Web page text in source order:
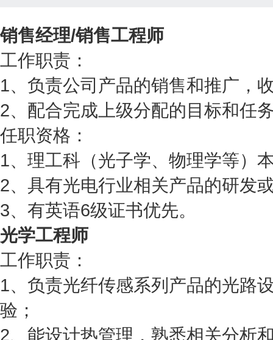
销售经理/销售工程师
工作职责：
1、负责公司产品的销售和推广，
2、配合完成上级分配的目标和任
任职资格：
1、理工科（光子学、物理学等）
2、具有光电行业相关产品的研发
3、有英语6级证书优先。
光学工程师
工作职责：
1、负责光纤传感系列产品的光路
验；
2、能设计热管理，熟悉相关分析